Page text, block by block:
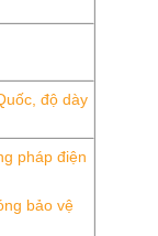
độ dày
pháp điện
bảo vệ